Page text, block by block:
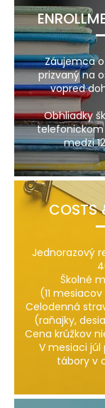
Záujemca
prizvaný na
vopred
Obhliadky
telefonickom
medzi
COSTS
Jednorazový
Školné
(11
Celodenná
(raňajky,
Cena krúžkov
V mesiaci
tábory v